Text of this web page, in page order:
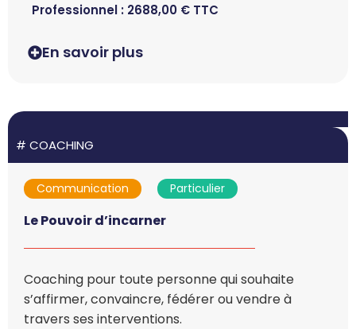
Professionnel : 2688,00 € TTC
En savoir plus
# COACHING
Communication Particulier
Le Pouvoir d’incarner
Coaching pour toute personne qui souhaite
s’affirmer, convaincre, fédérer ou vendre à
travers ses interventions.